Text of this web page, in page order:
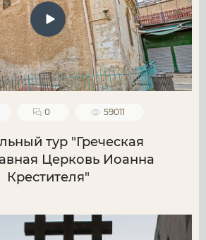
0 59011
тур "Греческая
Церковь Иоанна
Крестителя"